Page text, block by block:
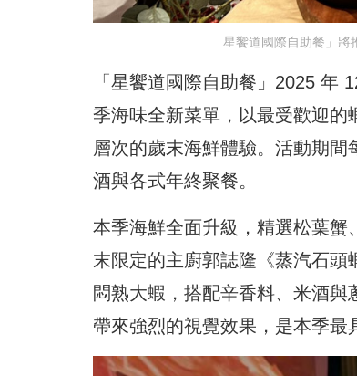
星饗道國際自助餐」將
「星饗道國際自助餐」2025
季海味全新菜單，以最受歡迎的
層次的歲末海鮮體驗。活動期
酒與各式年終聚餐。
本季海鮮全面升級，精選松葉蟹
末限定的主廚郭誌隆《蒸汽石頭
悶熟大蝦，搭配辛香料、米酒與
帶來強烈的視覺效果，是本季最